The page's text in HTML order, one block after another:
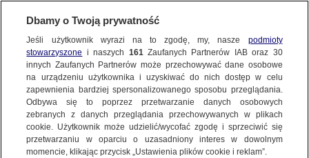
KONTAKT24
Wyślij Materiał
WYŚLIJ MATERIAŁ
NAJNOWSZE
Dzień dobry!
Jedno konto do wszystkich usług
NAJNOWSZE
Dbamy o Twoją prywatność
Jeśli użytkownik wyrazi na to zgodę, my, nasze podmioty
stowarzyszone i naszych 161Zaufanych Partnerów IAB oraz 30
innych Zaufanych Partnerów może przechowywać dane osobowe
na urządzeniu użytkownika i uzyskiwać do nich dostęp w celu
zapewnienia bardziej spersonalizowanego sposobu przeglądania.
Odbywa się to poprzez przetwarzanie danych osobowych
zebranych z danych przeglądania przechowywanych w plikach
cookie. Użytkownik może udzielić/wycofać zgodę i sprzeciwić się
przetwarzaniu w oparciu o uzasadniony interes w dowolnym
momencie, klikając przycisk „Ustawienia plików cookie i reklam”.